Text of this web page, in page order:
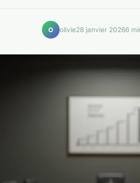
O olivie28 janvier 20266